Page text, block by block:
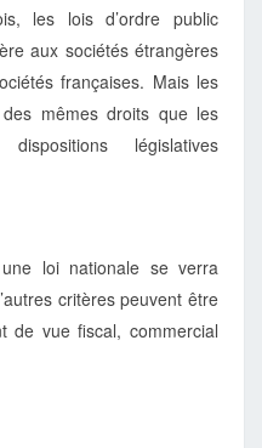
les lois d’ordre public
aux sociétés étrangères
françaises. Mais les
mêmes droits que les
législatives
loi nationale se verra
critères peuvent être
de vue fiscal, commercial